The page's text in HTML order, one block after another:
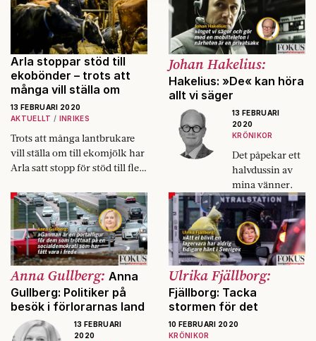
blogginlägg.
huvudstäder.
Arla stoppar stöd till
ekobönder – trots att
många vill ställa om
13 FEBRUARI 2020
AKTUELLT
INRIKES
Trots att många lantbrukare
vill ställa om till eko­mjölk har
Arla satt stopp för stöd till fler
Johan Hakelius:
Hakelius: »De« kan höra
allt vi säger
13 FEBRUARI
2020
KRÖNIKOR
Det påpekar ett
halvdussin av
mina vänner.
Anna Gullberg: Anna
Gullberg: Politiker på
besök i förlorarnas land
13 FEBRUARI
2020
Ulrika Fjällborg:
Fjällborg: Tacka
stormen för det
10 FEBRUARI 2020
KRÖNIKOR